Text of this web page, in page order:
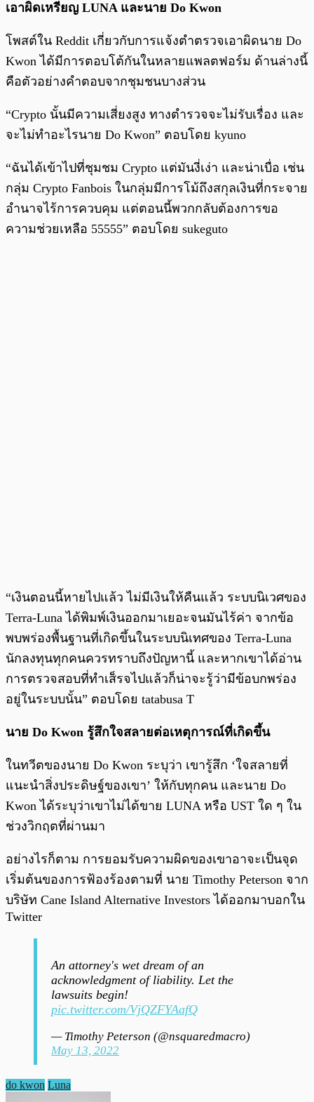
เอาผิดเหรียญ LUNA และนาย Do Kwon
โพสต์ใน Reddit เกี่ยวกับการแจ้งตำตรวจเอาผิดนาย Do
Kwon ได้มีการตอบโต้กันในหลายแพลตฟอร์ม ด้านล่างนี้
คือตัวอย่างคำตอบจากชุมชนบางส่วน
“Crypto นั้นมีความเสี่ยงสูง ทางตำรวจจะไม่รับเรื่อง และ
จะไม่ทำอะไรนาย Do Kwon” ตอบโดย kyuno
“ฉันได้เข้าไปที่ชุมชม Crypto แต่มันงี่เง่า และน่าเบื่อ เช่น
กลุ่ม Crypto Fanbois ในกลุ่มมีการโม้ถึงสกุลเงินที่กระจาย
อำนาจไร้การควบคุม แต่ตอนนี้พวกกลับต้องการขอ
ความช่วยเหลือ 55555” ตอบโดย sukeguto
“เงินตอนนี้หายไปแล้ว ไม่มีเงินให้คืนแล้ว ระบบนิเวศของ
Terra-Luna ได้พิมพ์เงินออกมาเยอะจนมันไร้ค่า จากข้อ
พบพร่องพื้นฐานที่เกิดขึ้นในระบบนิเทศของ Terra-Luna
นักลงทุนทุกคนควรทราบถึงปัญหานี้ และหากเขาได้อ่าน
การตรวจสอบที่ทำเส็รจไปแล้วก็น่าจะรู้ว่ามีข้อบกพร่อง
อยู่ในระบบนั้น” ตอบโดย tatabusa T
นาย Do Kwon รู้สึกใจสลายต่อเหตุการณ์ที่เกิดขึ้น
ในทวีตของนาย Do Kwon ระบุว่า เขารู้สึก ‘ใจสลายที่
แนะนำสิ่งประดิษฐ์ของเขา’ ให้กับทุกคน และนาย Do
Kwon ได้ระบุว่าเขาไม่ได้ขาย LUNA หรือ UST ใด ๆ ใน
ช่วงวิกฤตที่ผ่านมา
อย่างไรก็ตาม การยอมรับความผิดของเขาอาจะเป็นจุด
เริ่มต้นของการฟ้องร้องตามที่ นาย Timothy Peterson จาก
บริษัท Cane Island Alternative Investors ได้ออกมาบอกใน
Twitter
An attorney's wet dream of an
acknowledgment of liability. Let the
lawsuits begin!
pic.twitter.com/VjQZFYAafQ
— Timothy Peterson (@nsquaredmacro)
May 13, 2022
do kwon Luna